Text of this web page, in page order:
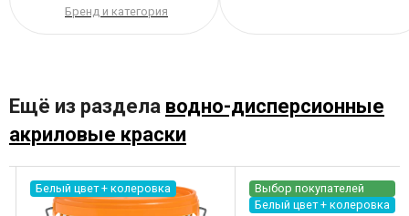
Бренд и категория
Ещё из раздела водно-дисперсионные
акриловые краски
Белый цвет + колеровка
Выбор покупателей
Белый цвет + колеровка